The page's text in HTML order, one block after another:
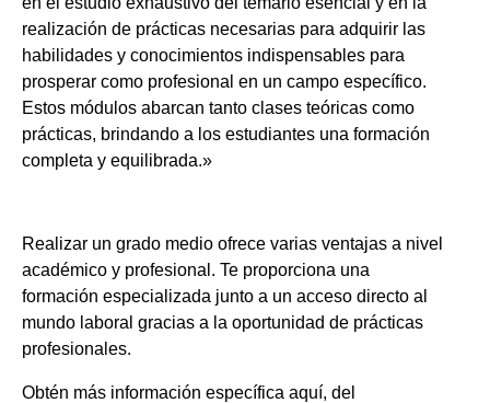
realización de prácticas necesarias para adquirir las
habilidades y conocimientos indispensables para
prosperar como profesional en un campo específico.
Estos módulos abarcan tanto clases teóricas como
prácticas, brindando a los estudiantes una formación
completa y equilibrada.»
Realizar un grado medio ofrece varias ventajas a nivel
académico y profesional. Te proporciona una
formación especializada junto a un acceso directo al
mundo laboral gracias a la oportunidad de prácticas
profesionales.
Obtén más información específica aquí, del